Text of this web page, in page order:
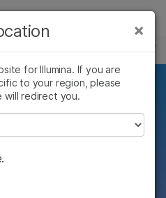
×
for Illumina. If you are
to your region, please
will redirect you.
×
임상 종양학 연구